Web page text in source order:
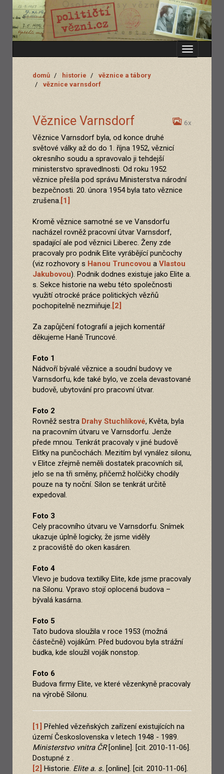
Zobrazit
domů historie
věznice a tábory
věznice varnsdorf
Věznice Varnsdorf 6x
Věznice Varnsdorf byla, od konce druhé
světové války až do do 1. října 1952, věznicí
okresního soudu a spravovalo ji tehdejší
ministerstvo spravedlnosti. Od roku 1952
věznice přešla pod správu Ministerstva národní
bezpečnosti. 20. února 1954 byla tato věznice
zrušena. [1]
Kromě věznice samotné se ve Vansdorfu
nacházel rovněž pracovní útvar Varnsdorf,
spadající ale pod věznici Liberec. Ženy zde
pracovaly pro podnik Elite vyrábějící punčochy
(viz rozhovory s Hanou Truncovou a Vlastou
Jakubovou). Podnik dodnes existuje jako Elite a.
s. Sekce historie na webu této společnosti
využití otrocké práce politických vězňů
pochopitelně nezmiňuje. [2]
Za zapůjčení fotografií a jejich komentář
děkujeme Haně Truncové.
Foto 1
Nádvoří bývalé věznice a soudní budovy ve
Varnsdorfu, kde také bylo, ve zcela devastované
budově, ubytování pro pracovní útvar.
Foto 2
Rovněž sestra Drahy Stuchlíkové, Květa, byla
na pracovním útvaru ve Varnsdorfu. Jenže
přede mnou. Tenkrát pracovaly v jiné budově
Elitky na punčochách. Mezitím byl vynález silonu,
v Elitce zřejmě neměli dostatek pracovních sil,
jelo se na tři směny, přičemž holčičky chodily
pouze na ty noční. Silon se tenkrát určitě
expedoval.
Foto 3
Cely pracovního útvaru ve Varnsdorfu. Snímek
ukazuje úplně logicky, že jsme viděly
z pracoviště do oken kasáren.
Foto 4
Vlevo je budova textilky Elite, kde jsme pracovaly
na Silonu. Vpravo stojí oplocená budova –
bývalá kasárna.
Foto 5
Tato budova sloužila v roce 1953 (možná
částečně) vojákům. Před budovou byla strážní
budka, kde sloužil voják nonstop.
Foto 6
Budova firmy Elite, ve které vězenkyně pracovaly
na výrobě Silonu.
[1] Přehled vězeňských zařízení existujících na
území Československa v letech 1948 - 1989.
Ministerstvo vnitra ČR[online]. [cit. 2010-11-06].
Dostupné z .
[2] Historie. Elite a. s. [online]. [cit. 2010-11-06].